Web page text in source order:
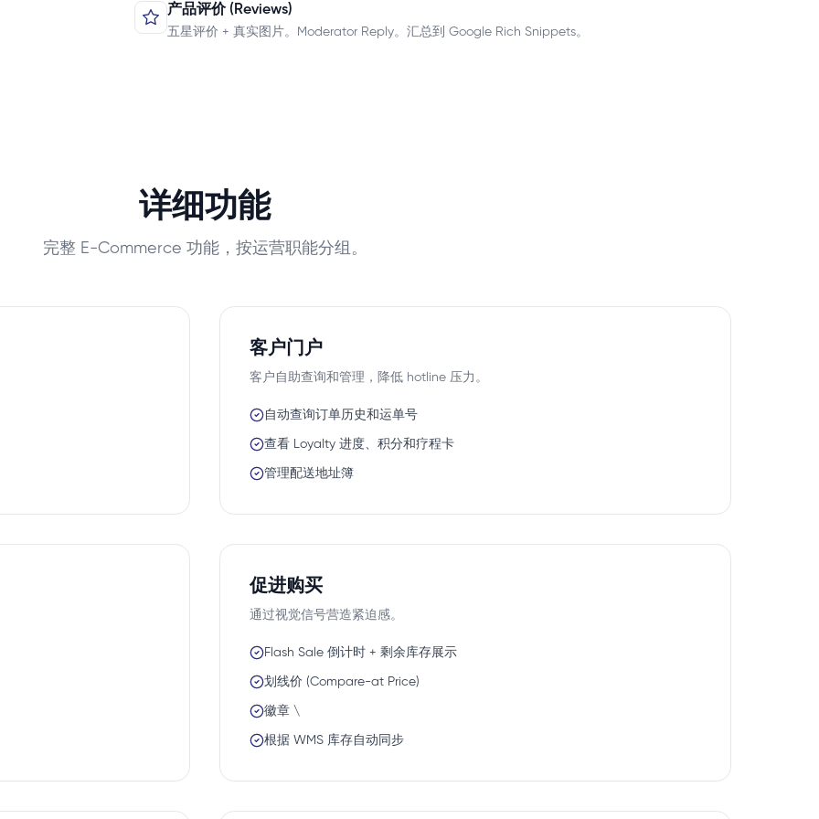
产品评价 (Reviews)
五星评价 + 真实图片。Moderator Reply。汇总到 Google Rich Snippets。
详细功能
完整 E-Commerce 功能，按运营职能分组。
客户门户
客户自助查询和管理，降低 hotline 压力。
自动查询订单历史和运单号
查看 Loyalty 进度、积分和疗程卡
管理配送地址簿
促进购买
通过视觉信号营造紧迫感。
Flash Sale 倒计时 + 剩余库存展示
划线价 (Compare-at Price)
徽章 \
根据 WMS 库存自动同步